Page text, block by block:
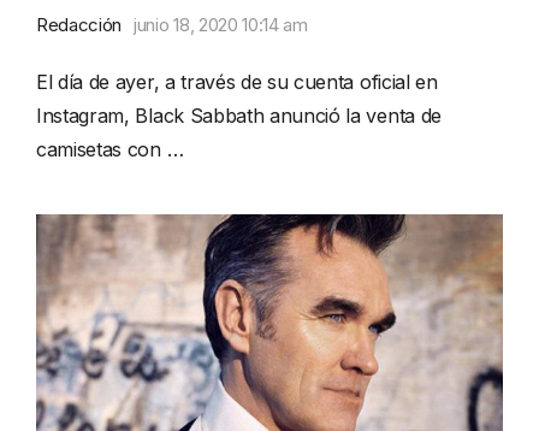
Redacción junio 18, 2020 10:14 am
El día de ayer, a través de su cuenta oficial en
Instagram, Black Sabbath anunció la venta de
camisetas con …